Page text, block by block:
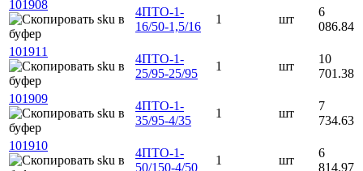
101908
4ПТО-1-
16/50-1,5/16
1 шт
6
086.84
101911
4ПТО-1-
25/95-25/95
1 шт
10
701.38
101909
4ПТО-1-
35/95-4/35
1 шт
7
734.63
101910
4ПТО-1-
50/150-4/50
1 шт
6
814.97